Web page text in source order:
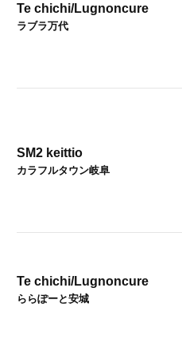
Te chichi/Lugnoncure
ラブラ万代
SM2 keittio
カラフルタウン岐阜
Te chichi/Lugnoncure
ららぽーと安城